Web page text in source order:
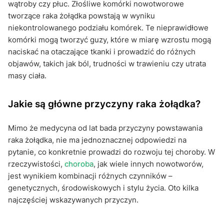
wątroby czy płuc. Złośliwe komórki nowotworowe
tworzące raka żołądka powstają w wyniku
niekontrolowanego podziału komórek. Te nieprawidłowe
komórki mogą tworzyć guzy, które w miarę wzrostu mogą
naciskać na otaczające tkanki i prowadzić do różnych
objawów, takich jak ból, trudności w trawieniu czy utrata
masy ciała.
Jakie są główne przyczyny raka żołądka?
Mimo że medycyna od lat bada przyczyny powstawania
raka żołądka, nie ma jednoznacznej odpowiedzi na
pytanie, co konkretnie prowadzi do rozwoju tej choroby. W
rzeczywistości, choroba, jak wiele innych nowotworów,
jest wynikiem kombinacji różnych czynników –
genetycznych, środowiskowych i stylu życia. Oto kilka
najczęściej wskazywanych przyczyn.